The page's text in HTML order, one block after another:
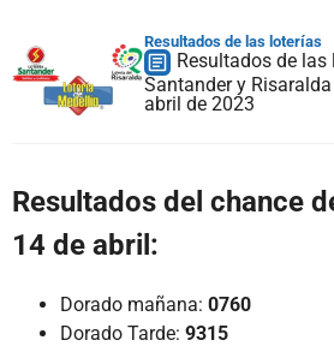
Resultados de las loterías
Resultados de
Santander y
abril de 2023
Resultados del chance
14 de abril:
Dorado mañana: 0760
Dorado Tarde: 9315